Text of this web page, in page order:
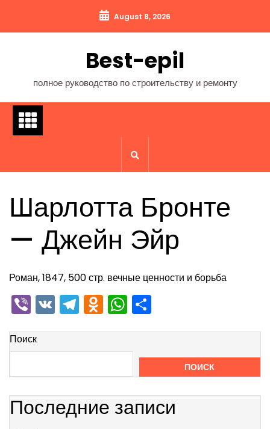
содержимому
August 8, 2026
Best-epil
полное руководство по строительству и ремонту
Шарлотта Бронте
— Джейн Эйр
Роман, 1847, 500 стр. вечные ценности и борьба
Viber
VKTelegram
Odnoklassniki
WhatsApp
Поиск
ПОИСК
Последние записи